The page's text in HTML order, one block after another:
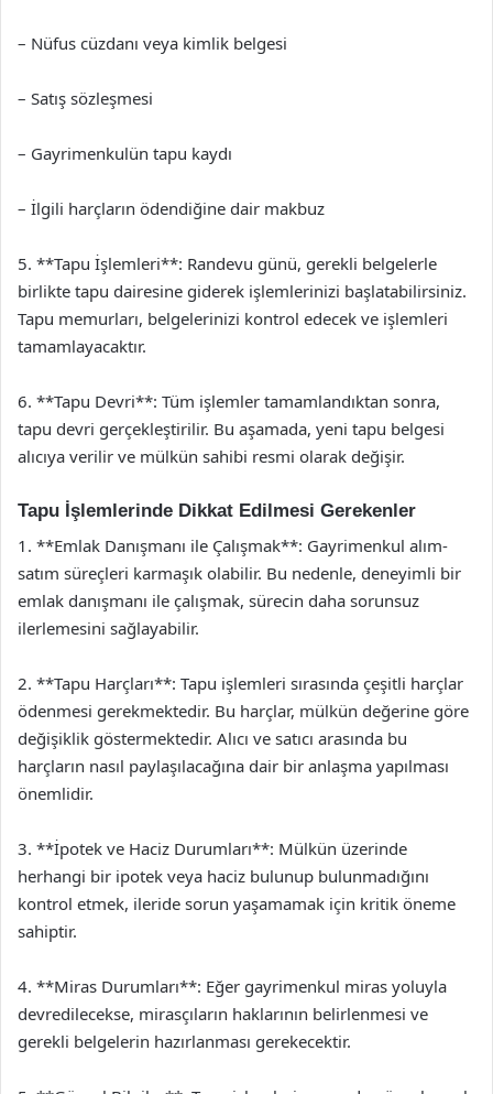
– Nüfus cüzdanı veya kimlik belgesi
– Satış sözleşmesi
– Gayrimenkulün tapu kaydı
– İlgili harçların ödendiğine dair makbuz
5. **Tapu İşlemleri**: Randevu günü, gerekli belgelerle
birlikte tapu dairesine giderek işlemlerinizi başlatabilirsiniz.
Tapu memurları, belgelerinizi kontrol edecek ve işlemleri
tamamlayacaktır.
6. **Tapu Devri**: Tüm işlemler tamamlandıktan sonra,
tapu devri gerçekleştirilir. Bu aşamada, yeni tapu belgesi
alıcıya verilir ve mülkün sahibi resmi olarak değişir.
Tapu İşlemlerinde Dikkat Edilmesi Gerekenler
1. **Emlak Danışmanı ile Çalışmak**: Gayrimenkul alım-
satım süreçleri karmaşık olabilir. Bu nedenle, deneyimli bir
emlak danışmanı ile çalışmak, sürecin daha sorunsuz
ilerlemesini sağlayabilir.
2. **Tapu Harçları**: Tapu işlemleri sırasında çeşitli harçlar
ödenmesi gerekmektedir. Bu harçlar, mülkün değerine göre
değişiklik göstermektedir. Alıcı ve satıcı arasında bu
harçların nasıl paylaşılacağına dair bir anlaşma yapılması
önemlidir.
3. **İpotek ve Haciz Durumları**: Mülkün üzerinde
herhangi bir ipotek veya haciz bulunup bulunmadığını
kontrol etmek, ileride sorun yaşamamak için kritik öneme
sahiptir.
4. **Miras Durumları**: Eğer gayrimenkul miras yoluyla
devredilecekse, mirasçıların haklarının belirlenmesi ve
gerekli belgelerin hazırlanması gerekecektir.